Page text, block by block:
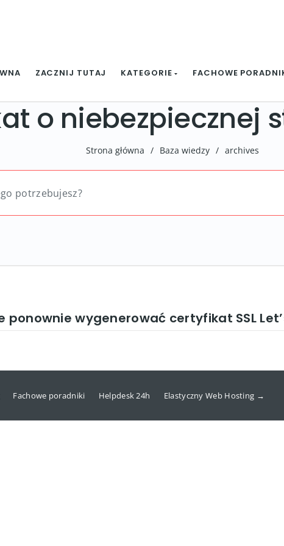
ZACZNIJ TUTAJ KATEGORIE FACHOWE
o niebezpiecznej
Strona główna / Baza wiedzy / archives
wygenerować certyfikat SSL
Fachowe poradniki Helpdesk 24h Elastyczny Web Hosting →